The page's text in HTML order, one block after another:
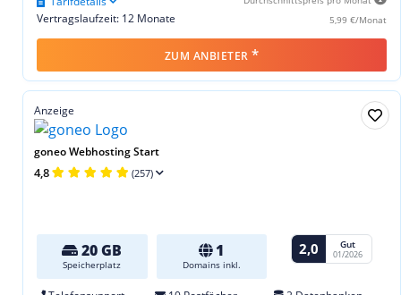
5,99 €/Monat
Vertragslaufzeit: 12 Monate
ZUM ANBIETER *
Anzeige
goneo Webhosting Start
4,8 (257)
20 GB
Speicherplatz
1
Domains inkl.
2,0 Gut
01/2026